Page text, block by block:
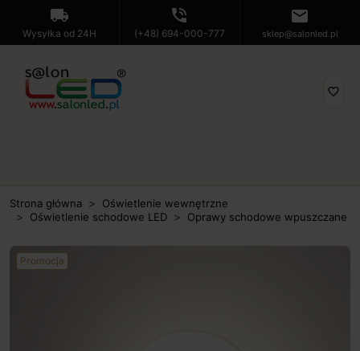
local_shipping
Wysyłka od 24H
phone_in_talk
(+48) 694-000-777
mail
sklep@salonled.pl
favorite_border
Strona główna
Oświetlenie wewnętrzne
Oświetlenie schodowe LED
Oprawy schodowe wpuszczane
Promocja